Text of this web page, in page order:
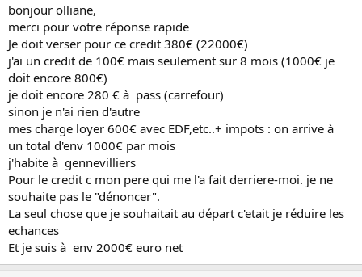
bonjour olliane,
merci pour votre réponse rapide
Je doit verser pour ce credit 380€ (22000€)
j'ai un credit de 100€ mais seulement sur 8 mois (1000€ je
doit encore 800€)
je doit encore 280 € à pass (carrefour)
sinon je n'ai rien d'autre
mes charge loyer 600€ avec EDF,etc..+ impots : on arrive à
un total d'env 1000€ par mois
j'habite à gennevilliers
Pour le credit c mon pere qui me l'a fait derriere-moi. je ne
souhaite pas le "dénoncer".
La seul chose que je souhaitait au départ c'etait je réduire les
echances
Et je suis à env 2000€ euro net